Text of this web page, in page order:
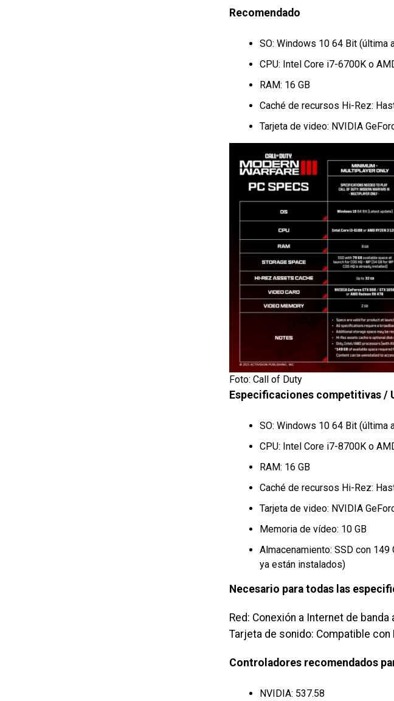
Recomendado
SO: Windows 10 64 Bit (última
CPU: Intel Core i7-6700K o
RAM: 16 GB
Caché de recursos Hi-Rez:
Tarjeta de video: NVIDIA
Foto: Call of Duty
Especificaciones competitivas /
SO: Windows 10 64 Bit (última
CPU: Intel Core i7-8700K o
RAM: 16 GB
Caché de recursos Hi-Rez:
Tarjeta de video: NVIDIA
Memoria de vídeo: 10 GB
Almacenamiento: SSD con
ya están instalados)
Necesario para todas las
Red: Conexión a Internet de banda
Tarjeta de sonido: Compatible con
Controladores recomendados
NVIDIA: 537.58